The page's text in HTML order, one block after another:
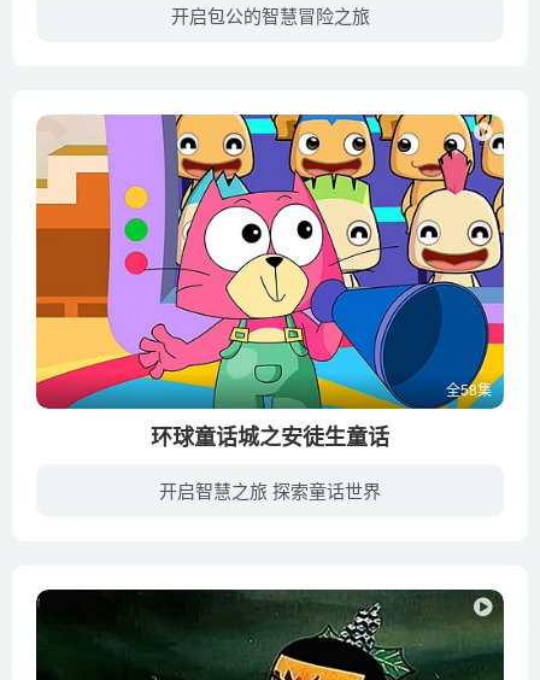
开启包公的智慧冒险之旅
全58集
环球童话城之安徒生童话
开启智慧之旅 探索童话世界